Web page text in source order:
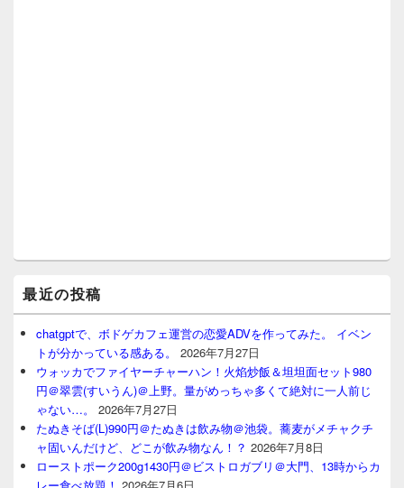
最近の投稿
chatgptで、ボドゲカフェ運営の恋愛ADVを作ってみた。 イベン
トが分かっている感ある。
2026年7月27日
ウォッカでファイヤーチャーハン！火焰炒飯＆坦坦面セット980
円＠翠雲(すいうん)＠上野。量がめっちゃ多くて絶対に一人前じ
ゃない…。
2026年7月27日
たぬきそば(L)990円＠たぬきは飲み物＠池袋。蕎麦がメチャクチ
ャ固いんだけど、どこが飲み物なん！？ 2026年7月8日
ローストポーク200g1430円＠ビストロガブリ＠大門、13時からカ